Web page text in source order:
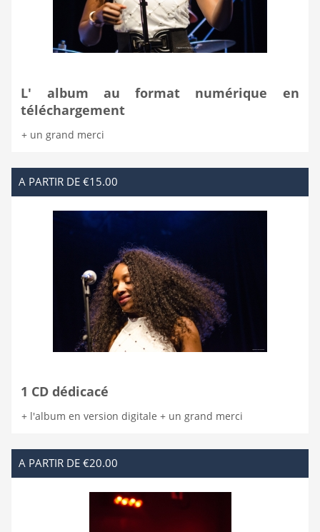
L' album au format numérique en
téléchargement
+ un grand merci
A PARTIR DE €15.00
1 CD dédicacé
+ l'album en version digitale + un grand merci
A PARTIR DE €20.00